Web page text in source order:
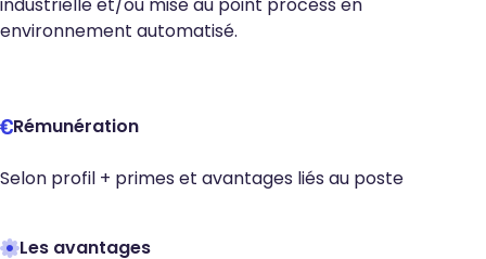
environnement automatisé.
Rémunération
Selon profil + primes et avantages liés au poste
Les avantages